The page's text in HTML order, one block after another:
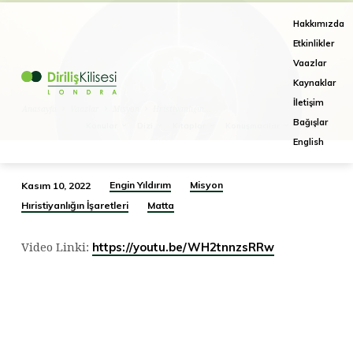
Hakkımızda
Etkinlikler
Vaazlar
Kaynaklar
İletişim
Bağışlar
English
Aylar
Hristiyanlığın
Büyük
Kasım 10, 2022 Engin Yıldırım
Misyon
Hıristiyanlığın İşaretleri
Matta
Video Linki: https://youtu.be/WH2tnnzsRRw